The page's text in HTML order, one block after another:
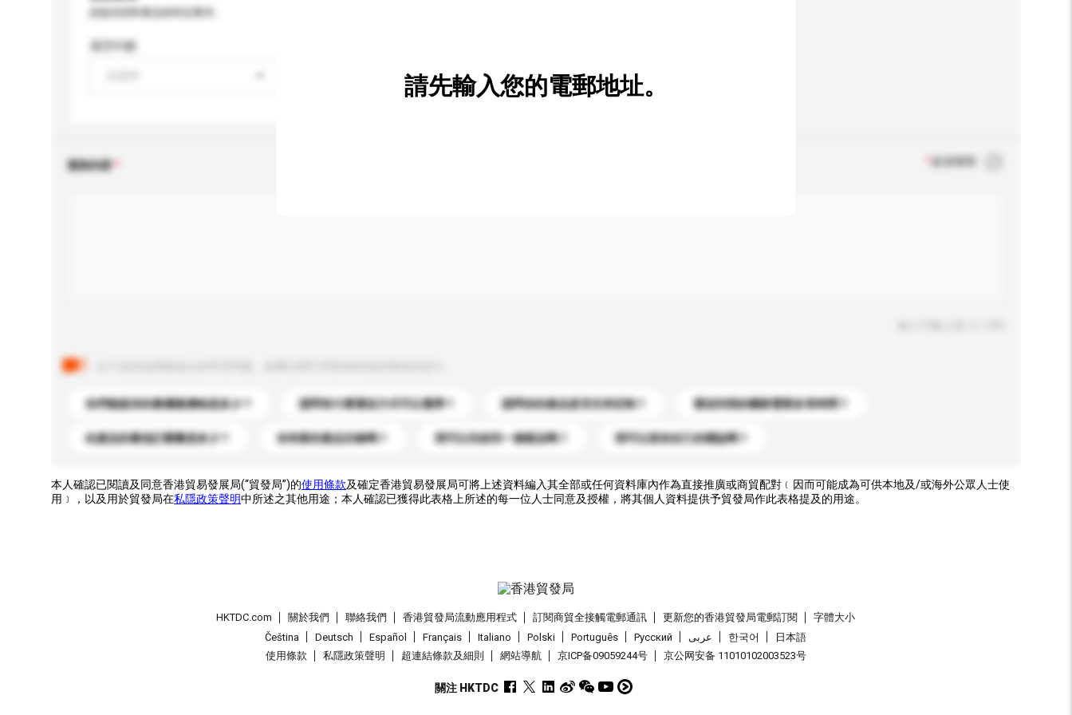
適用年齡
新增/刪除選項
查詢內容
你們能提供的最優惠價格是多少？ 請問有什麼運送方式可以選擇？ 請問你的產品是否支持定制？ 運送到我的國家需要多長時間？
此產品的最低訂購量是多少？ 你有新的產品目錄嗎？ 我可以先收到一個樣品嗎？ 我可以添加自己的標誌嗎？
請先輸入您的電郵地址。
本人確認已閱讀及同意香港貿易發展局(“貿發局”)的使用條款及確定香港貿易發展局可將上述資料編入其全部或任何資料庫內作為直接推廣或商貿配對﹝因而可能成為可供本地及/或海外公眾人士使
用﹞，以及用於貿發局在私隱政策聲明中所述之其他用途；本人確認已獲得此表格上所述的每一位人士同意及授權，將其個人資料提供予貿發局作此表格提及的用途。
HKTDC.com 關於我們 聯絡我們 香港貿發局流動應用程式 訂閱商貿全接觸電郵通訊 更新您的香港貿發局電郵訂閱
字體大小
Čeština
Deutsch Español Français Italiano Polski Português Pусский عربى 한국어
日本語
使用條款
私隱政策聲明 超連結條款及細則 網站導航 京ICP备09059244号 京公网安备 11010102003523号
關注 HKTDC